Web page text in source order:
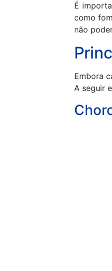
É
como
não
Embora
A seguir